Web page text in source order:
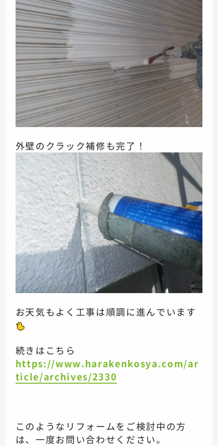
外壁のクラック補修も完了！
お天気もよく 工事は順調に進んでいます
続きはこちら
https://www.harakenkosya.com/ar
ticle/archives/2330
このようなリフォームをご検討中の方
は、一度お問い合わせください。